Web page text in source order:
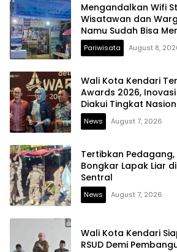
Mengandalkan Wifi
Wisatawan dan
Namu Sudah Bisa
Digital
Pariwisata August 8,
Wali Kota Kendari
Awards 2026,
Diakui Tingkat
News August 7, 2026
Tertibkan
Bongkar Lapak Liar
Sentral
News August 7, 2026
Wali Kota Kendari
RSUD Demi